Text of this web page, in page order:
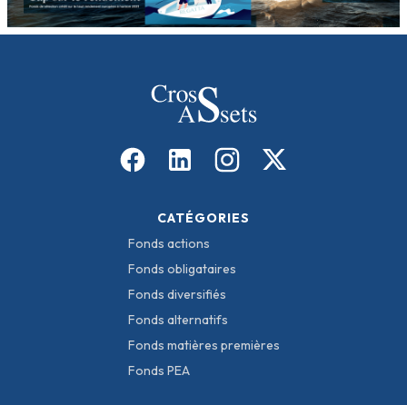
CATÉGORIES
Fonds actions
Fonds obligataires
Fonds diversifiés
Fonds alternatifs
Fonds matières premières
Fonds PEA